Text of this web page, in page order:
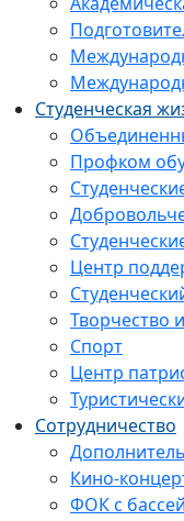
Студенческая
Профком
Центр
Творчество
Спорт
Центр
Сотрудничество
Кино-
ФОК с